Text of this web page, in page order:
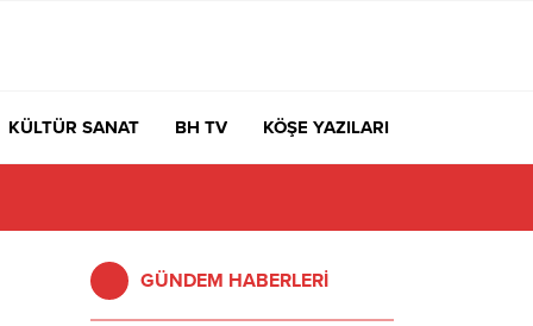
KÜLTÜR SANAT BH TV KÖŞE YAZILARI
GÜNDEM HABERLERİ